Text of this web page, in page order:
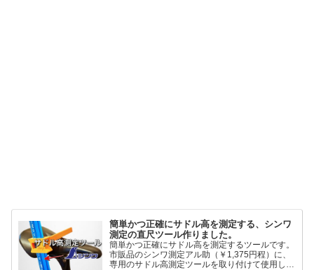
簡単かつ正確にサドル高を測定する、シンワ
測定の直尺ツール作りました。
簡単かつ正確にサドル高を測定するツールです。
市販品のシンワ測定アル助（￥1,375円程）に、
専用のサドル高測定ツールを取り付けて使用しま